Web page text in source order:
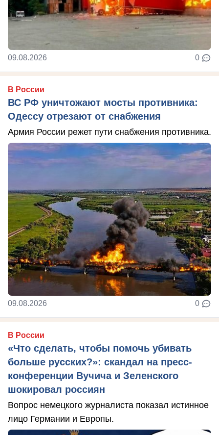
09.08.2026 0
В России
ВС РФ уничтожают мосты противника:
Одессу отрезают от снабжения
Армия России режет пути снабжения противника.
09.08.2026 0
В России
«Что сделать, чтобы помочь убивать
больше русских?»: скандал на пресс-
конференции Вучича и Зеленского
шокировал россиян
Вопрос немецкого журналиста показал истинное
лицо Германии и Европы.